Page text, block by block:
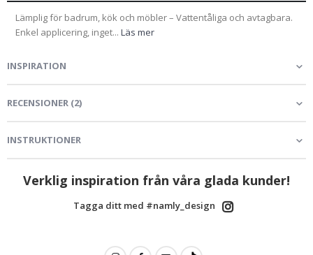
Lämplig för badrum, kök och möbler – Vattentåliga och avtagbara.
Enkel applicering, inget... Läs mer
INSPIRATION
RECENSIONER (2)
INSTRUKTIONER
Verklig inspiration från våra glada kunder!
Tagga ditt med #namly_design